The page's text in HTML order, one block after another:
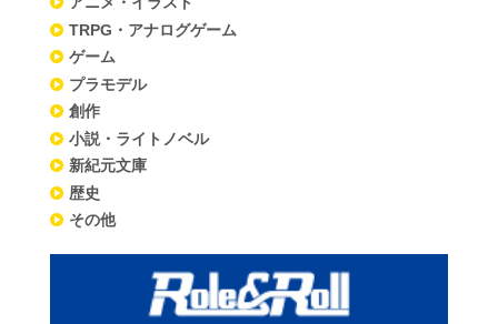
TRPG・アナログゲーム
ゲーム
プラモデル
創作
小説・ライトノベル
新紀元文庫
歴史
その他